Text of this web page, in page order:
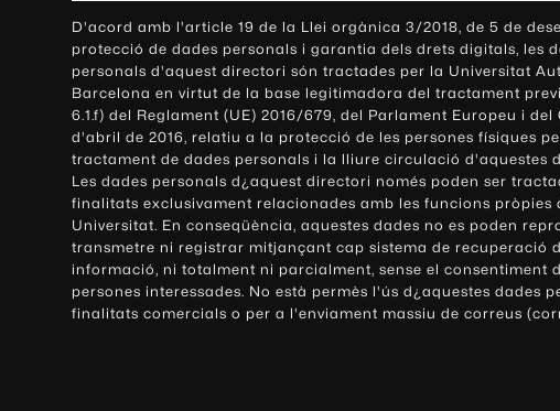
D'acord amb l'article 19 de la Llei orgànica 3/2018, de 5 de
protecció de dades personals i garantia dels drets digitals, les
personals d'aquest directori són tractades per la Universitat
Barcelona en virtut de la base legitimadora del tractament
6.1.f) del Reglament (UE) 2016/679, del Parlament Europeu i del
d'abril de 2016, relatiu a la protecció de les persones físiques
tractament de dades personals i la lliure circulació d'aquestes
Les dades personals d¿aquest directori només poden ser
finalitats exclusivament relacionades amb les funcions pròpies
Universitat. En conseqüència, aquestes dades no es poden
transmetre ni registrar mitjançant cap sistema de recuperació
informació, ni totalment ni parcialment, sense el consentiment
persones interessades. No està permès l'ús d¿aquestes dades
finalitats comercials o per a l'enviament massiu de correus